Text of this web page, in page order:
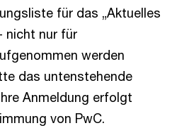
für das „Aktuelles
nicht nur für
werden
das untenstehende
Anmeldung erfolgt
von PwC.